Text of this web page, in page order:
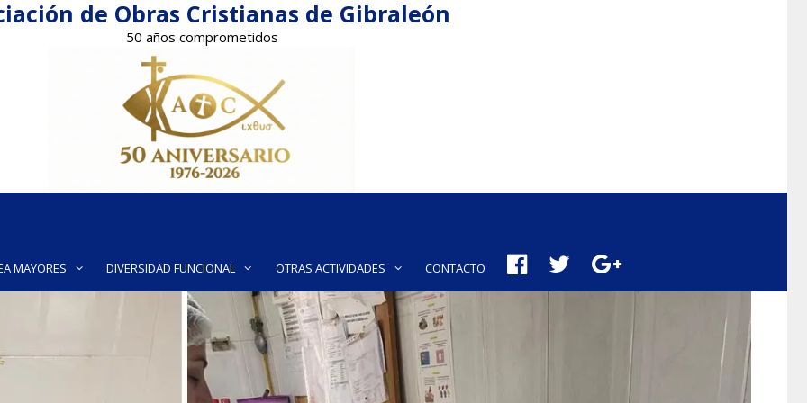
de Obras Cristianas de Gibraleón
50 años comprometidos
MAYORES DIVERSIDAD FUNCIONAL OTRAS ACTIVIDADES CONTACTO